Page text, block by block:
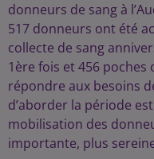
donneurs de sang à
517 donneurs ont été
collecte de sang
1ère fois et 456
répondre aux besoins
d’aborder la période
mobilisation des
importante, plus